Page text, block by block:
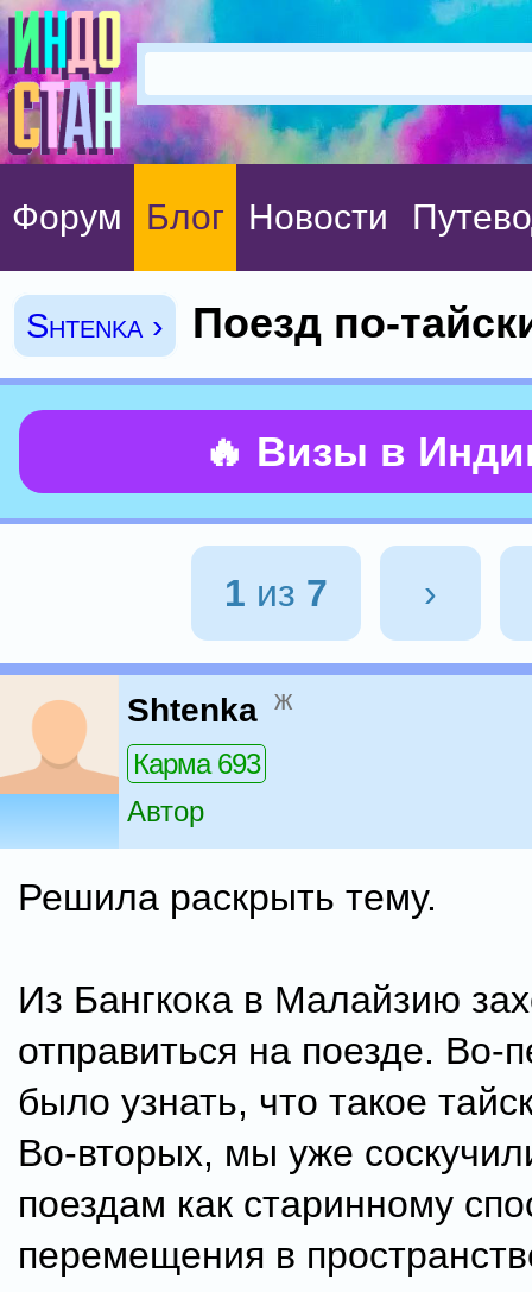
Форум Блог Новости
Shtenka › Поезд по-
🔥 Визы в
1 из 7 ›
Shtenka ж
Карма 693
Автор
Решила раскрыть тему.
Из Бангкока в Малайзию
отправиться на поезде. Во-
было узнать, что такое
Во-вторых, мы уже
поездам как старинному
перемещения в